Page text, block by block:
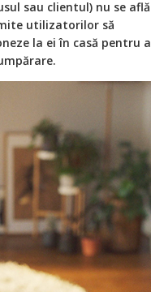
sau clientul) nu se află
utilizatorilor să
la ei în casă pentru a